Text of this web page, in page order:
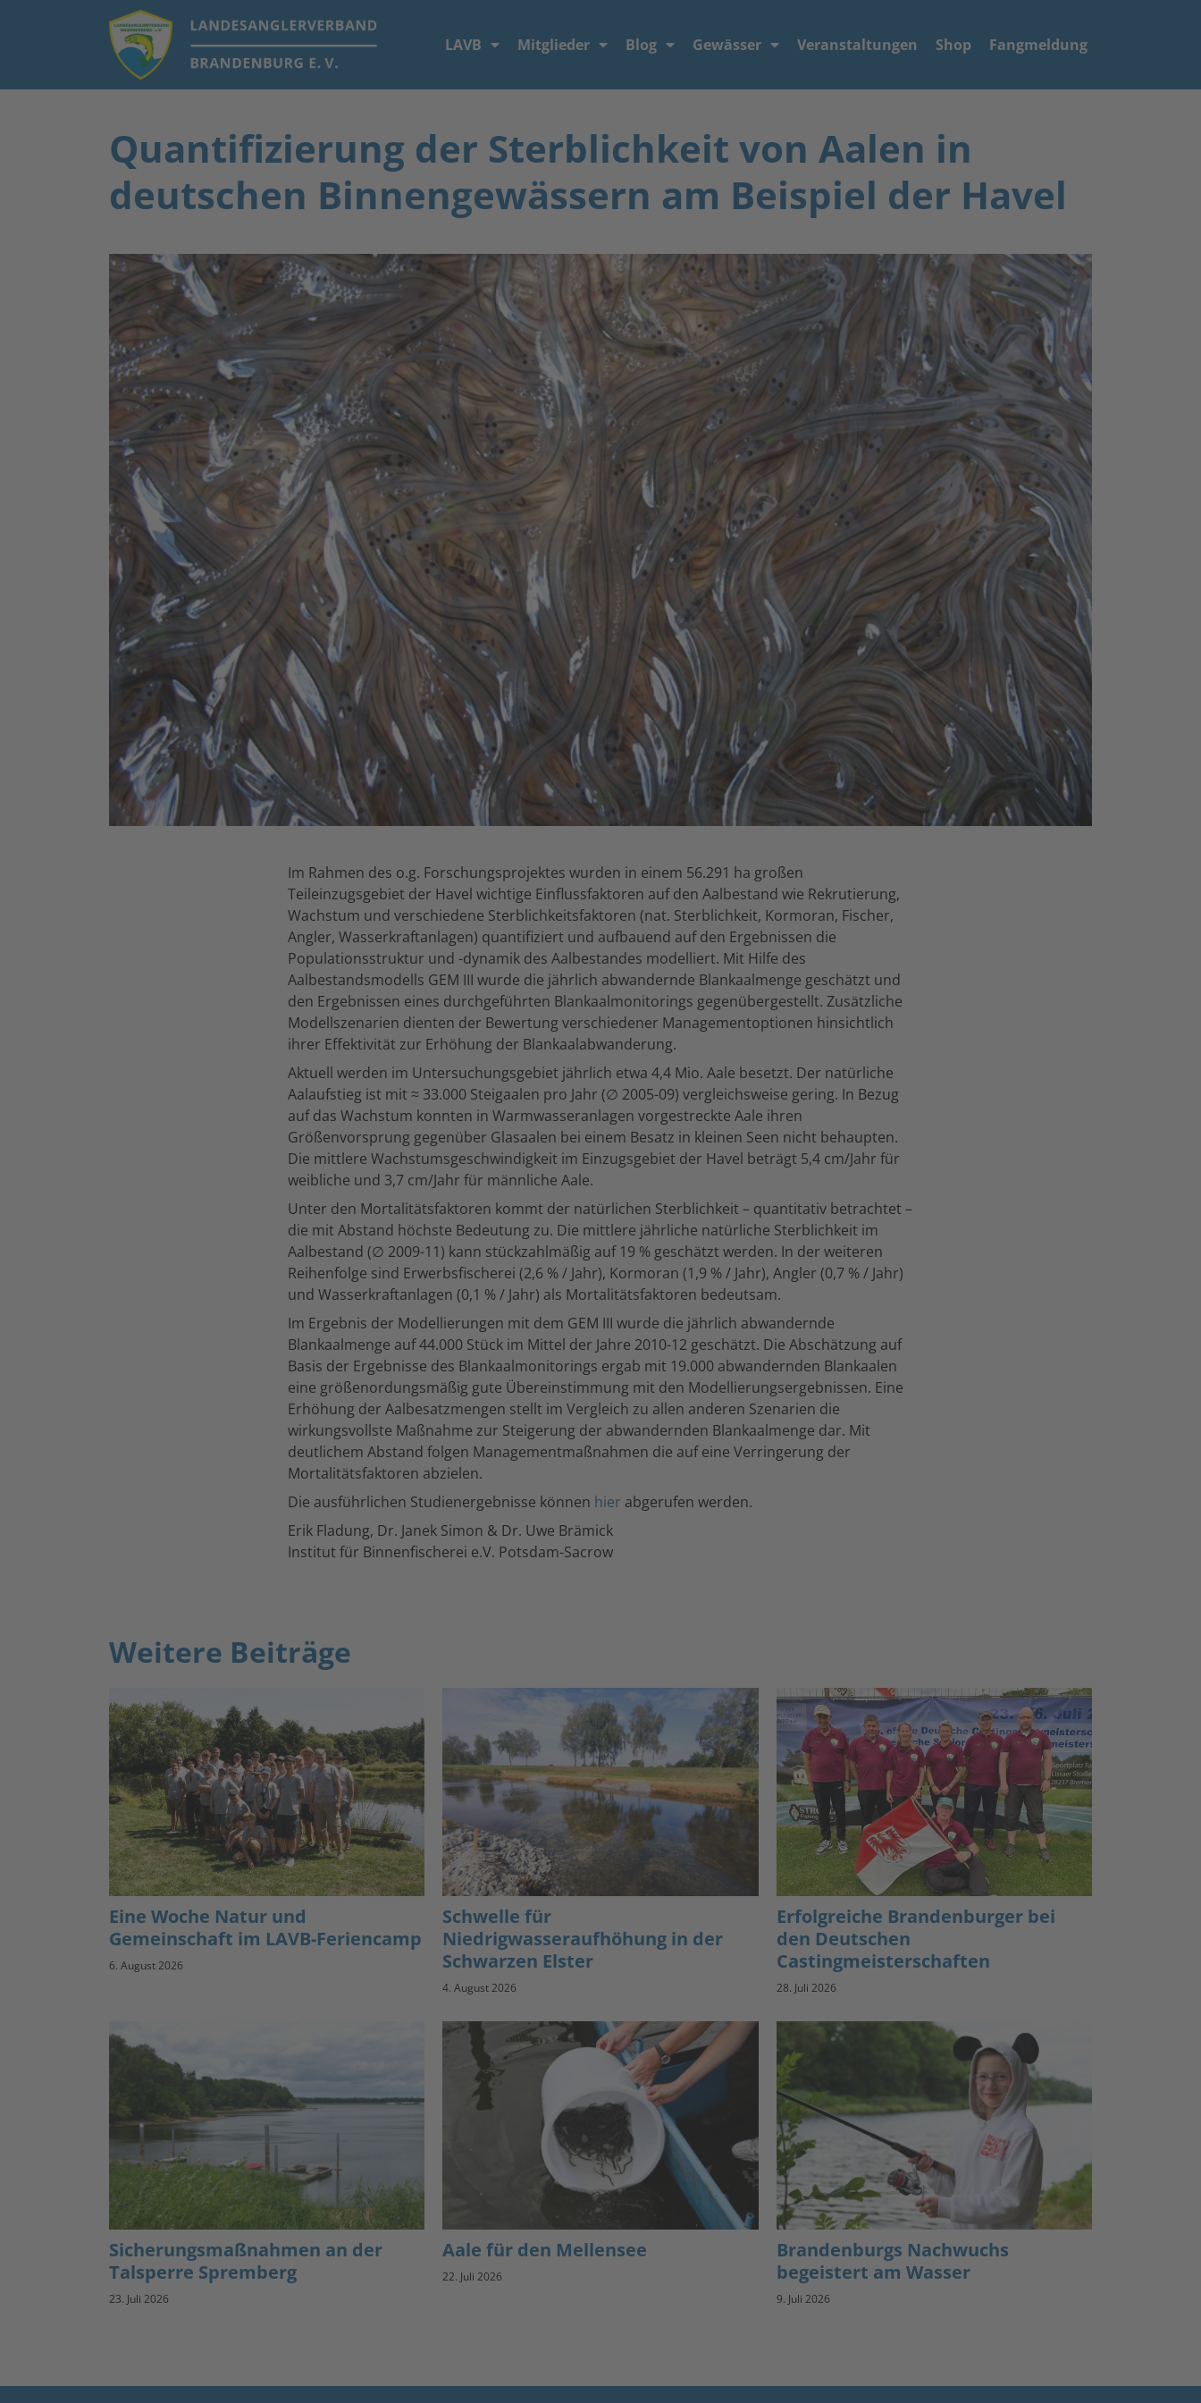
LAVB Mitglieder Blog Gewässer Veranstaltungen Shop Fangmeldung
Quantifizierung der Sterblichkeit von Aalen in
deutschen Binnengewässern am Beispiel der Havel
Im Rahmen des o.g. Forschungsprojektes wurden in einem 56.291 ha großen
Teileinzugsgebiet der Havel wichtige Einflussfaktoren auf den Aalbestand wie Rekrutierung,
Wachstum und verschiedene Sterblichkeitsfaktoren (nat. Sterblichkeit, Kormoran, Fischer,
Angler, Wasserkraftanlagen) quantifiziert und aufbauend auf den Ergebnissen die
Populationsstruktur und -dynamik des Aalbestandes modelliert. Mit Hilfe des
Aalbestandsmodells GEM III wurde die jährlich abwandernde Blankaalmenge geschätzt und
den Ergebnissen eines durchgeführten Blankaalmonitorings gegenübergestellt. Zusätzliche
Modellszenarien dienten der Bewertung verschiedener Managementoptionen hinsichtlich
ihrer Effektivität zur Erhöhung der Blankaalabwanderung.
Aktuell werden im Untersuchungsgebiet jährlich etwa 4,4 Mio. Aale besetzt. Der natürliche
Aalaufstieg ist mit ≈ 33.000 Steigaalen pro Jahr (∅ 2005-09) vergleichsweise gering. In Bezug
auf das Wachstum konnten in Warmwasseranlagen vorgestreckte Aale ihren
Größenvorsprung gegenüber Glasaalen bei einem Besatz in kleinen Seen nicht behaupten.
Die mittlere Wachstumsgeschwindigkeit im Einzugsgebiet der Havel beträgt 5,4 cm/Jahr für
weibliche und 3,7 cm/Jahr für männliche Aale.
Unter den Mortalitätsfaktoren kommt der natürlichen Sterblichkeit – quantitativ betrachtet –
die mit Abstand höchste Bedeutung zu. Die mittlere jährliche natürliche Sterblichkeit im
Aalbestand (∅ 2009-11) kann stückzahlmäßig auf 19 % geschätzt werden. In der weiteren
Reihenfolge sind Erwerbsfischerei (2,6 % / Jahr), Kormoran (1,9 % / Jahr), Angler (0,7 % / Jahr)
und Wasserkraftanlagen (0,1 % / Jahr) als Mortalitätsfaktoren bedeutsam.
Im Ergebnis der Modellierungen mit dem GEM III wurde die jährlich abwandernde
Blankaalmenge auf 44.000 Stück im Mittel der Jahre 2010-12 geschätzt. Die Abschätzung auf
Basis der Ergebnisse des Blankaalmonitorings ergab mit 19.000 abwandernden Blankaalen
eine größenordungsmäßig gute Übereinstimmung mit den Modellierungsergebnissen. Eine
Erhöhung der Aalbesatzmengen stellt im Vergleich zu allen anderen Szenarien die
wirkungsvollste Maßnahme zur Steigerung der abwandernden Blankaalmenge dar. Mit
deutlichem Abstand folgen Managementmaßnahmen die auf eine Verringerung der
Mortalitätsfaktoren abzielen.
Die ausführlichen Studienergebnisse können hier abgerufen werden.
Erik Fladung, Dr. Janek Simon & Dr. Uwe Brämick
Institut für Binnenfischerei e.V. Potsdam-Sacrow
Weitere Beiträge
Eine Woche Natur und
Gemeinschaft im LAVB-Feriencamp
6. August 2026
Schwelle für
Niedrigwasseraufhöhung in der
Schwarzen Elster
4. August 2026
Erfolgreiche Brandenburger bei
den Deutschen
Castingmeisterschaften
28. Juli 2026
Sicherungsmaßnahmen an der
Talsperre Spremberg
23. Juli 2026
Aale für den Mellensee
22. Juli 2026
Brandenburgs Nachwuchs
begeistert am Wasser
9. Juli 2026